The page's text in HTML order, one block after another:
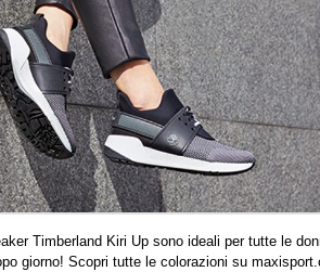
Timberland Kiri Up sono ideali per tutte le
giorno! Scopri tutte le colorazioni su